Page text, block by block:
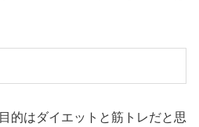
的はダイエットと筋トレだと思